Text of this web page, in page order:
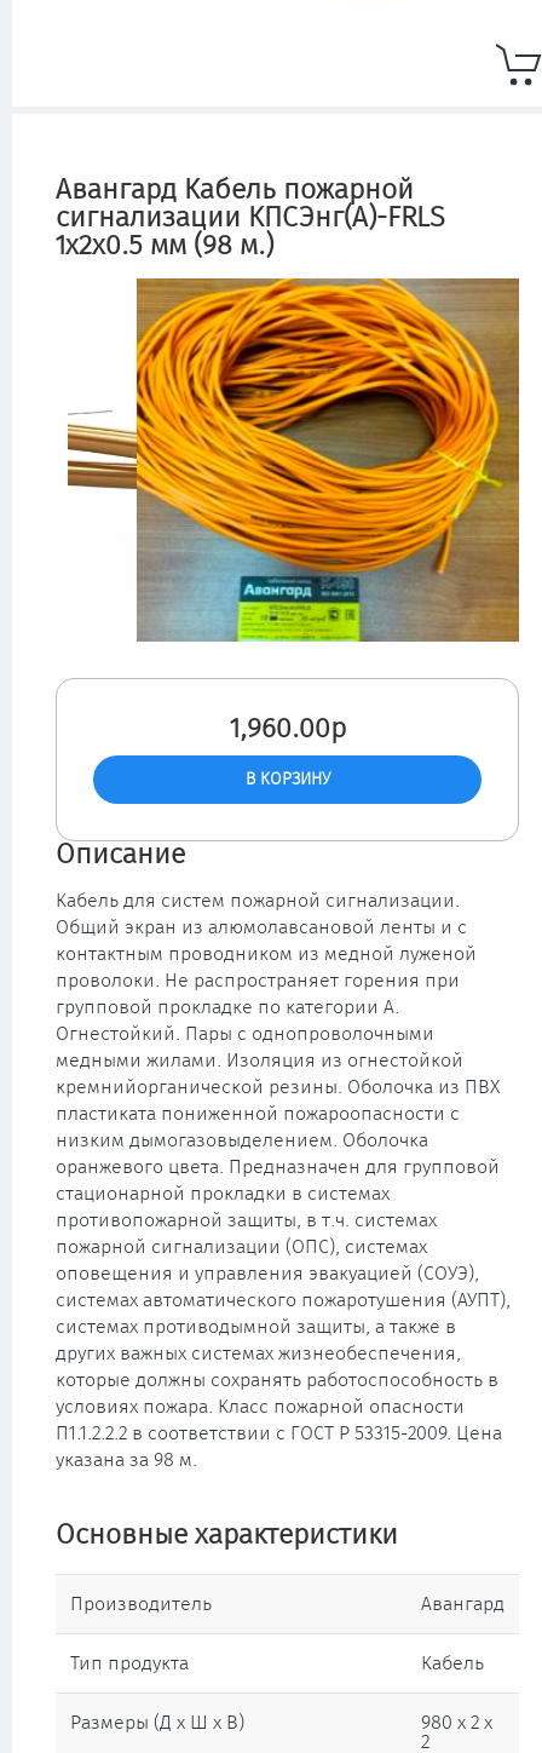
Авангард Кабель пожарной
сигнализации КПСЭнг(А)-FRLS
1x2x0.5 мм (98 м.)
1,960.00р
Описание
Кабель для систем пожарной сигнализации.
Общий экран из алюмолавсановой ленты и с
контактным проводником из медной луженой
проволоки. Не распространяет горения при
групповой прокладке по категории A.
Огнестойкий. Пары с однопроволочными
медными жилами. Изоляция из огнестойкой
кремнийорганической резины. Оболочка из ПВХ
пластиката пониженной пожароопасности с
низким дымогазовыделением. Оболочка
оранжевого цвета. Предназначен для групповой
стационарной прокладки в системах
противопожарной защиты, в т.ч. системах
пожарной сигнализации (ОПС), системах
оповещения и управления эвакуацией (СОУЭ),
системах автоматического пожаротушения (АУПТ),
системах противодымной защиты, а также в
других важных системах жизнеобеспечения,
которые должны сохранять работоспособность в
условиях пожара. Класс пожарной опасности
П1.1.2.2.2 в соответствии с ГОСТ Р 53315-2009. Цена
указана за 98 м.
Основные характеристики
Производитель Авангард
Тип продукта Кабель
Размеры (Д х Ш х В)
980 x 2 x
2